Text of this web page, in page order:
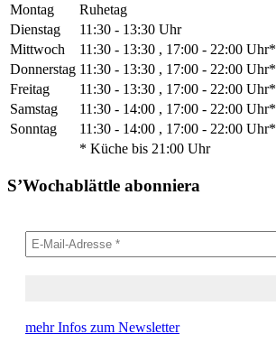
Montag
Ruhetag
Dienstag
11:30 - 13:30 Uhr
Mittwoch
11:30 - 13:30 , 17:00 - 22:00 Uhr*
Donnerstag 11:30 - 13:30 , 17:00 - 22:00 Uhr*
Freitag
11:30 - 13:30 , 17:00 - 22:00 Uhr*
Samstag
11:30 - 14:00 , 17:00 - 22:00 Uhr*
Sonntag
11:30 - 14:00 , 17:00 - 22:00 Uhr*
* Küche bis 21:00 Uhr
S’Wochablättle abonniera
mehr Infos zum Newsletter